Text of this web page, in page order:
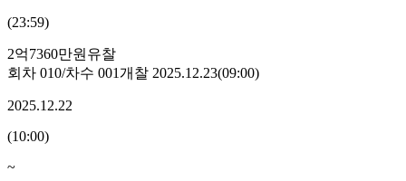
(23:59)
2억7360만원 유찰
회차 010/차수 001개찰 2025.12.23(09:00)
2025.12.22
(10:00)
~